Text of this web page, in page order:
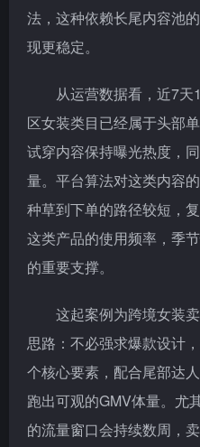
法，这种依赖长尾内容池
现更稳定。
从运营数据看，近7
区女装类目已经属于头部
试穿内容保持曝光热度，
量。平台算法对这类内容
种草到下单的路径较短，
这类产品的使用频率，季
的重要支撑。
这起案例为跨境女装
思路：不必强求爆款设计
个核心要素，配合尾部达
跑出可观的GMV体量。尤
的流量窗口会持续数周，